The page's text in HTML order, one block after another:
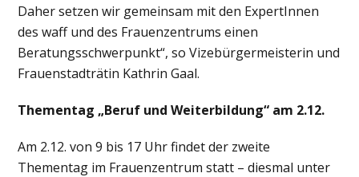
Daher setzen wir gemeinsam mit den ExpertInnen
des waff und des Frauenzentrums einen
Beratungsschwerpunkt“, so Vizebürgermeisterin und
Frauenstadträtin Kathrin Gaal.
Thementag „Beruf und Weiterbildung“ am 2.12.
Am 2.12. von 9 bis 17 Uhr findet der zweite
Thementag im Frauenzentrum statt – diesmal unter